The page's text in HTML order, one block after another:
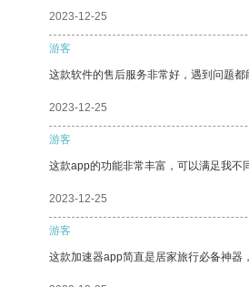
2023-12-25
游客
这款软件的售后服务非常好，遇到问题都
2023-12-25
游客
这款app的功能非常丰富，可以满足我不
2023-12-25
游客
这款加速器app简直是居家旅行必备神器